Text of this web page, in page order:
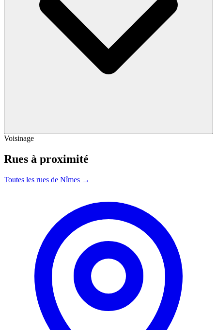
Voisinage
Rues à proximité
Toutes les rues de Nîmes →